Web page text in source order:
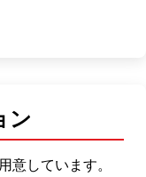
ン
意しています。